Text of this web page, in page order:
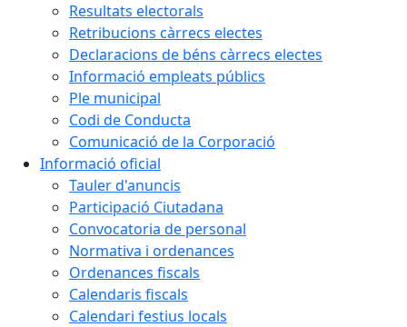
Resultats electorals
Retribucions càrrecs electes
Declaracions de béns càrrecs electes
Informació empleats públics
Ple municipal
Codi de Conducta
Comunicació de la Corporació
Informació oficial
Tauler d'anuncis
Participació Ciutadana
Convocatoria de personal
Normativa i ordenances
Ordenances fiscals
Calendaris fiscals
Calendari festius locals